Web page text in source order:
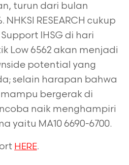
turun dari bulan
RESEARCH cukup
IHSG di hari
Low 6562 akan menjadi
potential yang
selain harapan bahwa
bergerak di
naik menghampiri
yaitu MA10 6690-6700.
HERE.